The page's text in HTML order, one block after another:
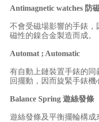
Antimagnetic watches 防
不會受磁場影響的手錶
磁性的鎳合金製造而成。
Automat ; Automatic
有自動上鏈裝置手錶的
回擺動，因而旋緊手錶機
Balance Spring 遊絲發條
遊絲發條及平衡擺輪構成